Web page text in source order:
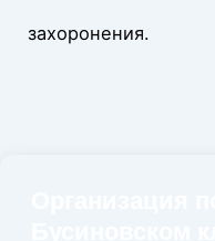
захоронения.